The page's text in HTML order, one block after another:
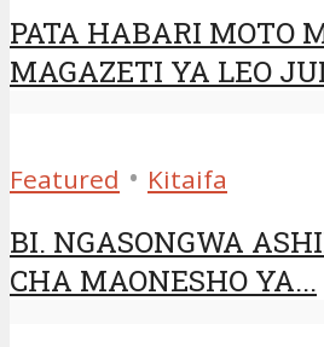
PATA HABARI MOTO
MAGAZETI YA LEO
Featured • Kitaifa
BI. NGASONGWA
CHA MAONESHO YA...